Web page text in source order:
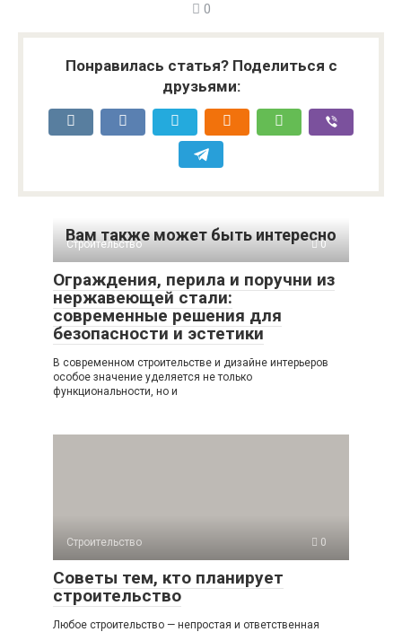
0
Понравилась статья? Поделиться с
друзьями:
Вам также может быть интересно
Строительство 0
Ограждения, перила и поручни из
нержавеющей стали:
современные решения для
безопасности и эстетики
В современном строительстве и дизайне интерьеров
особое значение уделяется не только
функциональности, но и
Строительство 0
Советы тем, кто планирует
строительство
Любое строительство — непростая и ответственная